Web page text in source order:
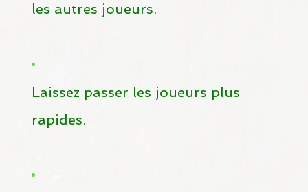
les autres joueurs.
Laissez passer les joueurs plus
rapides.